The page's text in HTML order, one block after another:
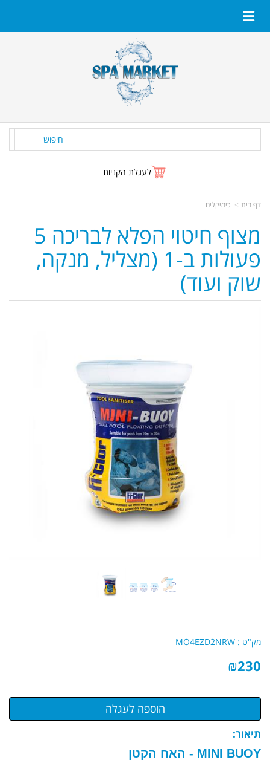
חיפוש
לעגלת הקניות
דף בית כימיקלים
מצוף חיטוי הפלא לבריכה 5
פעולות ב-1 (מצליל, מנקה,
שוק ועוד)
מק"ט : MO4EZD2NRW
₪230
תיאור:
MINI BUOY - האח הקטן